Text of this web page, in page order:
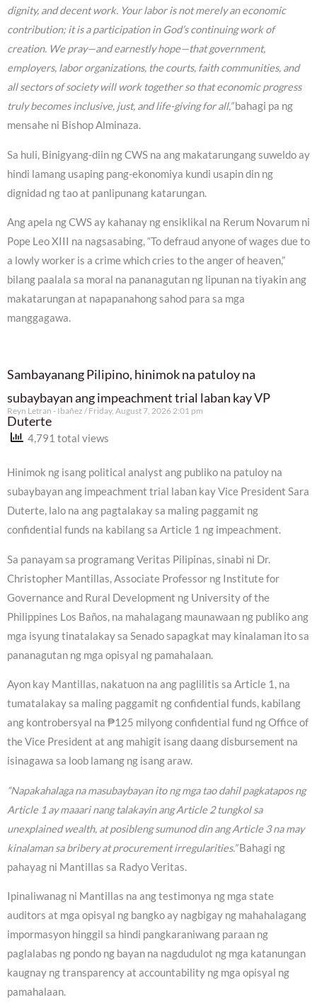
dignity, and decent work. Your labor is not merely an economic
contribution; it is a participation in God’s continuing work of
creation. We pray—and earnestly hope—that government,
employers, labor organizations, the courts, faith communities, and
all sectors of society will work together so that economic progress
truly becomes inclusive, just, and life-giving for all,”bahagi pa ng
mensahe ni Bishop Alminaza.
Sa huli, Binigyang-diin ng CWS na ang makatarungang suweldo ay
hindi lamang usaping pang-ekonomiya kundi usapin din ng
dignidad ng tao at panlipunang katarungan.
Ang apela ng CWS ay kahanay ng ensiklikal na Rerum Novarum ni
Pope Leo XIII na nagsasabing, “To defraud anyone of wages due to
a lowly worker is a crime which cries to the anger of heaven,”
bilang paalala sa moral na pananagutan ng lipunan na tiyakin ang
makatarungan at napapanahong sahod para sa mga
manggagawa.
Sambayanang Pilipino, hinimok na patuloy na
subaybayan ang impeachment trial laban kay VP
Duterte
Reyn Letran - Ibañez Friday, August 7, 2026 2:01 pm
4,791 total views
Hinimok ng isang political analyst ang publiko na patuloy na
subaybayan ang impeachment trial laban kay Vice President Sara
Duterte, lalo na ang pagtalakay sa maling paggamit ng
confidential funds na kabilang sa Article 1 ng impeachment.
Sa panayam sa programang Veritas Pilipinas, sinabi ni Dr.
Christopher Mantillas, Associate Professor ng Institute for
Governance and Rural Development ng University of the
Philippines Los Baños, na mahalagang maunawaan ng publiko ang
mga isyung tinatalakay sa Senado sapagkat may kinalaman ito sa
pananagutan ng mga opisyal ng pamahalaan.
Ayon kay Mantillas, nakatuon na ang paglilitis sa Article 1, na
tumatalakay sa maling paggamit ng confidential funds, kabilang
ang kontrobersyal na ₱125 milyong confidential fund ng Office of
the Vice President at ang mahigit isang daang disbursement na
isinagawa sa loob lamang ng isang araw.
“Napakahalaga na masubaybayan ito ng mga tao dahil pagkatapos ng
Article 1 ay maaari nang talakayin ang Article 2 tungkol sa
unexplained wealth, at posibleng sumunod din ang Article 3 na may
kinalaman sa bribery at procurement irregularities.”Bahagi ng
pahayag ni Mantillas sa Radyo Veritas.
Ipinaliwanag ni Mantillas na ang testimonya ng mga state
auditors at mga opisyal ng bangko ay nagbigay ng mahahalagang
impormasyon hinggil sa hindi pangkaraniwang paraan ng
paglalabas ng pondo ng bayan na nagdudulot ng mga katanungan
kaugnay ng transparency at accountability ng mga opisyal ng
pamahalaan.